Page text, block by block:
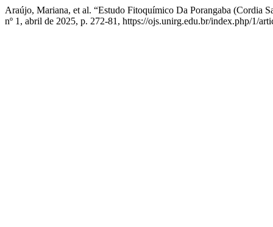
Araújo, Mariana, et al. “Estudo Fitoquímico Da Porangaba (Cordia
nº 1, abril de 2025, p. 272-81, https://ojs.unirg.edu.br/index.php/1/